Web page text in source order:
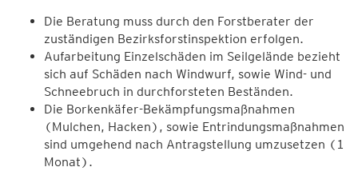
Die Beratung muss durch den Forstberater der
zuständigen Bezirksforstinspektion erfolgen.
Aufarbeitung Einzelschäden im Seilgelände bezieht
sich auf Schäden nach Windwurf, sowie Wind- und
Schneebruch in durchforsteten Beständen.
Die Borkenkäfer-Bekämpfungsmaßnahmen
(Mulchen, Hacken), sowie Entrindungsmaßnahmen
sind umgehend nach Antragstellung umzusetzen (1
Monat).